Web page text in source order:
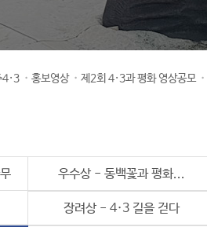
4·3 홍보영상 제2회 4·3과 평화 영상공모
우수상 - 동백꽃과 평화...
장려상 - 4·3 길을 걷다